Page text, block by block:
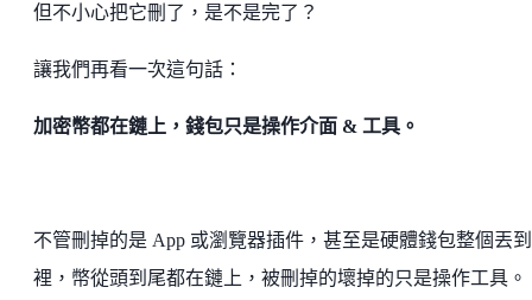
但不小心把它刪了，是不是完了？
讓我們再看一次這句話：
加密幣都在鏈上，錢包只是操作介面 & 工具。
不管刪掉的是 App 或瀏覽器插件，甚至是硬體錢包整個丟
裡，幣從頭到尾都在鏈上，被刪掉的壞掉的只是操作工具。